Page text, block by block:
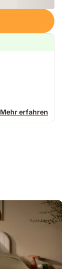
Mehr erfahren